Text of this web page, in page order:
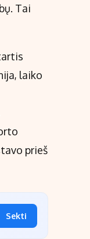
Tai
laiko
prieš
Sekti